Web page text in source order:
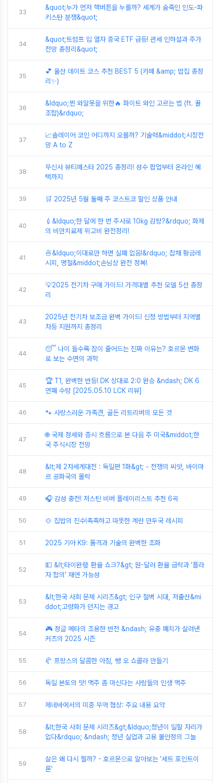
33
&quot;누가 먼저 핵버튼을 누를까? 세계가 숨죽인 인도-파
키스탄 분쟁&quot;
34
&quot;트럼프 입 열자 중국 ETF 급등! 관세 인하설과 주가
전망 총정리&quot;
35
💕 울산 데이트 코스 추천 BEST 5 (카페 &amp; 밥집 총정
리✨)
36
&ldquo;찐 와알못을 위한🔥 화이트 와인 고르는 법 (ft. 꿀
조합)&rdquo;
37
📈솔레이어 코인 어디까지 오를까? 기술력&middot;시장전
망 A to Z
38
무신사 뷰티페스타 2025 총정리! 성수 팝업부터 온라인 혜
택까지
39 🛒 2025년 5월 둘째 주 코스트코 할인 상품 안내
40
💉&ldquo;한 달에 한 번 주사로 10kg 감량?&rdquo; 화제
의 비만치료제 위고비 완전정리!
41
🍜&ldquo;이대로만 하면 실패 없음!&rdquo; 잡채 황금레
시피, 명절&middot;손님상 완전 정복!
42
💡2025 전기차 구매 가이드! 가격대별 추천 모델 5선 총정
리
43
2025년 전기차 보조금 완벽 가이드! 신청 방법부터 지역별
차등 지원까지 총정리
44
😴 나이 들수록 잠이 줄어드는 진짜 이유는? 호르몬 변화
로 보는 수면의 과학
45
🏆 T1, 완벽한 반등! DK 상대로 2:0 완승 &ndash; DK 6
연패 수렁 [2025.05.10 LCK 리뷰]
46 🐾 사랑스러운 가족견, 골든 리트리버의 모든 것
47
🌐 국제 정세와 증시 흐름으로 본 다음 주 미국&middot;한
국 주식시장 전망
48
&lt;제 2차세계대전 : 독일편 1화&gt; - 전쟁의 씨앗, 바이마
르 공화국의 몰락
49 🎧 감성 충전! 저스틴 비버 플레이리스트 추천 6곡
50 🍲 집밥의 진수!촉촉하고 따뜻한 계란 만두국 레시피
51 2025 기아 K9: 품격과 기술의 완벽한 조화
52
💵 &lt;타이완發 환율 쇼크?&gt; 원-달러 환율 급락과 '플라
자 합의' 재연 가능성
53
&lt;한국 사회 문제 시리즈&gt; 인구 절벽 시대, 저출산&mi
ddot;고령화가 던지는 경고
54
🎮 정글 메타의 조용한 반전 &ndash; 유충 패치가 살려낸
커즈의 2025 시즌
55 🥐 프랑스의 달콤한 아침, 뺑 오 쇼콜라 만들기
56 독일 본토의 맛! 맥주 좀 마신다는 사람들의 인생 맥주
57 제네바에서의 미중 무역 협상: 주요 내용 요약
58
&lt;한국 사회 문제 시리즈&gt;&ldquo;청년이 일할 자리가
없다&rdquo; &ndash; 청년 실업과 고용 불안정의 그늘
59
살은 왜 다시 찔까? - 호르몬으로 알아보는 '세트 포인트이
론'